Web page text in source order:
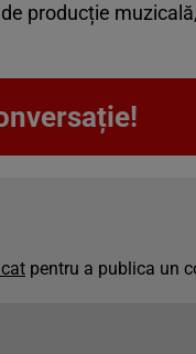
producție
pentru a publica un